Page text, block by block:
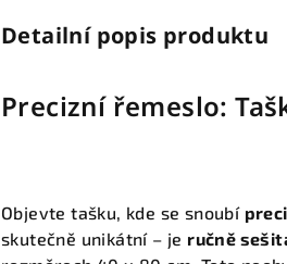
Detailní popis produktu
Precizní řemeslo:
Objevte tašku, kde se snoubí
skutečně unikátní – je ručně